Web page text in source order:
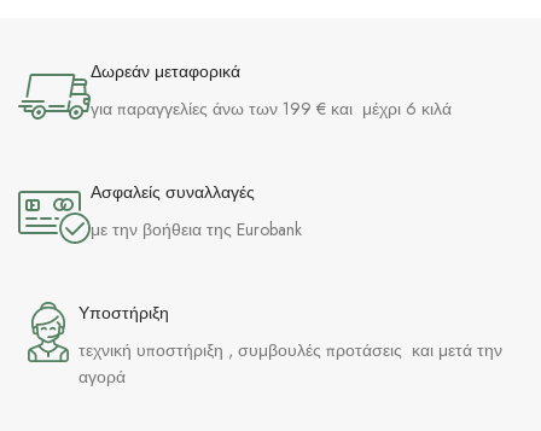
Δωρεάν μεταφορικά
για παραγγελίες άνω των 199 € και μέχρι 6 κιλά
Ασφαλείς συναλλαγές
με την βοήθεια της Eurobank
Υποστήριξη
τεχνική υποστήριξη , συμβουλές προτάσεις και μετά την
αγορά